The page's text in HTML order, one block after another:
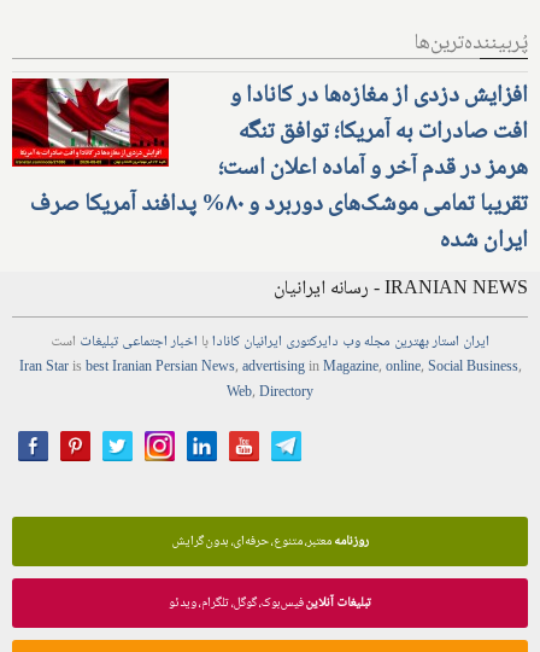
پُربیننده‌ترین‌ها
افزایش دزدی از مغازه‌ها در کانادا و
افت صادرات به آمریکا؛ توافق تنگه
هرمز در قدم آخر و آماده اعلان است؛
تقریبا تمامی موشک‌های دوربرد و ۸۰% پدافند آمریکا صرف
ایران شده
IRANIAN NEWS - رسانه ایرانیان
ایران استاربهترین مجلهوب دایرکتوری ایرانیان کانادابا اخباراجتماعیتبلیغات است
Iran Starisbest Iranian PersianNews,advertisinginMagazine,online,Social Business,
Web,Directory
روزنامهمعتبر، متنوع، حرفه‌ای، بدون گرایش
تبلیغات آنلاینفیس‌بوک، گوگل، تلگرام، ویدئو